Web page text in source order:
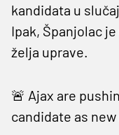
kandidata u
Ipak, Španjolac
želja uprave.
🚨 Ajax are
candidate as